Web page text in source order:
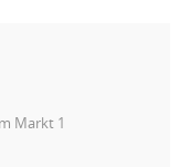
Markt 1